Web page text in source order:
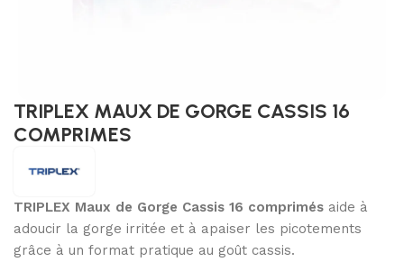
TRIPLEX MAUX DE GORGE CASSIS 16
COMPRIMES
TRIPLEX Maux de Gorge Cassis 16 comprimés aide à
adoucir la gorge irritée et à apaiser les picotements
grâce à un format pratique au goût cassis.